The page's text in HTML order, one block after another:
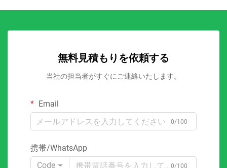
無料見積もりを依頼する
当社の担当者がすぐにご連絡いたします。
Email
0/100
携帯/WhatsApp
Code
0/100